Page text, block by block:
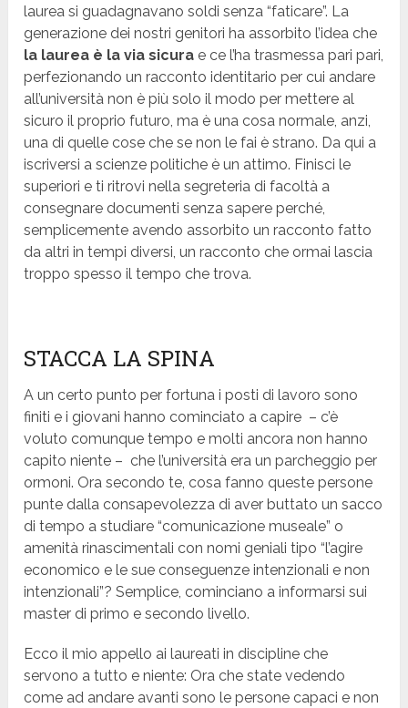
laurea si guadagnavano soldi senza “faticare”. La
generazione dei nostri genitori ha assorbito l’idea che
la laurea è la via sicura e ce l’ha trasmessa pari pari,
perfezionando un racconto identitario per cui andare
all’università non è più solo il modo per mettere al
sicuro il proprio futuro, ma è una cosa normale, anzi,
una di quelle cose che se non le fai è strano. Da qui a
iscriversi a scienze politiche è un attimo. Finisci le
superiori e ti ritrovi nella segreteria di facoltà a
consegnare documenti senza sapere perché,
semplicemente avendo assorbito un racconto fatto
da altri in tempi diversi, un racconto che ormai lascia
troppo spesso il tempo che trova.
STACCA LA SPINA
A un certo punto per fortuna i posti di lavoro sono
finiti e i giovani hanno cominciato a capire – c’è
voluto comunque tempo e molti ancora non hanno
capito niente – che l’università era un parcheggio per
ormoni. Ora secondo te, cosa fanno queste persone
punte dalla consapevolezza di aver buttato un sacco
di tempo a studiare “comunicazione museale” o
amenità rinascimentali con nomi geniali tipo “l’agire
economico e le sue conseguenze intenzionali e non
intenzionali”? Semplice, cominciano a informarsi sui
master di primo e secondo livello.
Ecco il mio appello ai laureati in discipline che
servono a tutto e niente: Ora che state vedendo
come ad andare avanti sono le persone capaci e non